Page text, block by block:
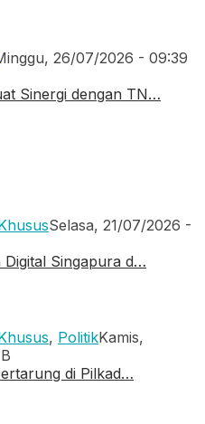
26/07/2026 - 09:39
Sinergi dengan TN…
Selasa, 21/07/2026 -
Digital Singapura d…
, PolitikKamis,
di Pilkad…